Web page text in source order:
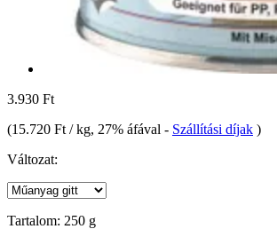
3.930 Ft
(15.720 Ft / kg, 27% áfával - Szállítási díjak )
Változat:
Tartalom: 250 g